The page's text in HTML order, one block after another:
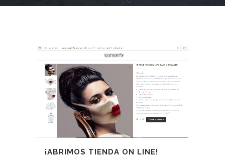
¡ABRIMOS TIENDA ON LINE!